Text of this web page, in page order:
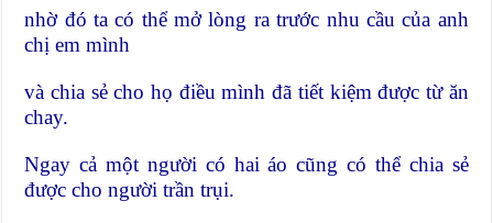
nhờ đó ta có thể mở lòng ra trước nhu cầu của anh
chị em mình
và chia sẻ cho họ điều mình đã tiết kiệm được từ ăn
chay.
Ngay cả một người có hai áo cũng có thể chia sẻ
được cho người trần trụi.